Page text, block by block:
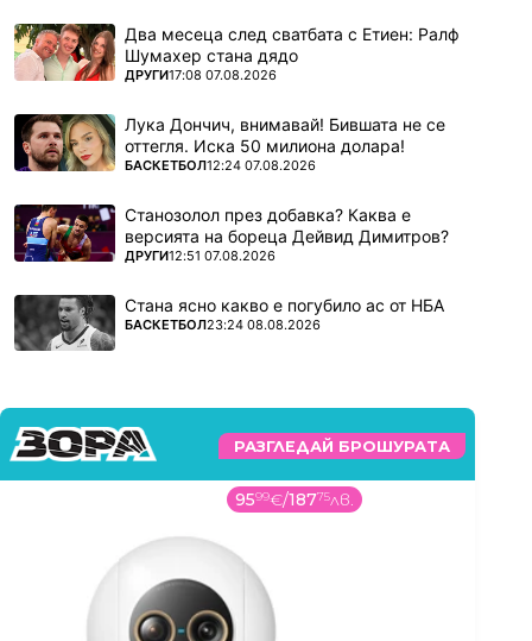
Два месеца след сватбата с Етиен: Ралф
Шумахер стана дядо
ПОВЕЧЕ ОТ
ДРУГИ17:08 07.08.2026
Лука Дончич, внимавай! Бившата не се
оттегля. Иска 50 милиона долара!
ПОВЕЧЕ ОТ
БАСКЕТБОЛ12:24 07.08.2026
Станозолол през добавка? Каква е
версията на бореца Дейвид Димитров?
ПОВЕЧЕ ОТ
ДРУГИ12:51 07.08.2026
Стана ясно какво е погубило ас от НБА
ПОВЕЧЕ ОТ
БАСКЕТБОЛ23:24 08.08.2026
РАЗГЛЕДАЙ БРОШУРАТА
57999€/113437лв.